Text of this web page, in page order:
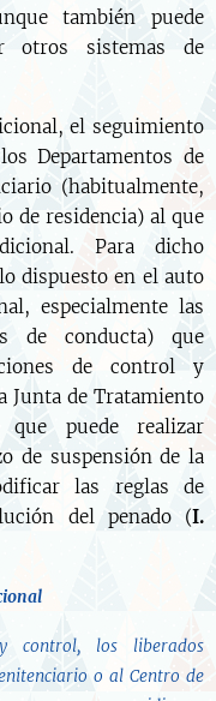
también puede
otros sistemas de
el seguimiento
Departamentos de
(habitualmente,
de residencia) al que
Para dicho
dispuesto en el auto
especialmente las
de conducta) que
de control y
Junta de Tratamiento
puede realizar
de suspensión de la
las reglas de
del penado (I.
control, los liberados
o al Centro de